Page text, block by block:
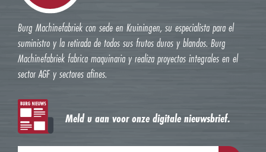
Burg Machinefabriek con sede en Kruiningen, su especialista para el
suministro y la retirada de todos sus frutos duros y blandos. Burg
Machinefabriek fabrica maquinaria y realiza proyectos integrales en el
sector AGF y sectores afines.
Meld u aan voor onze digitale nieuwsbrief.